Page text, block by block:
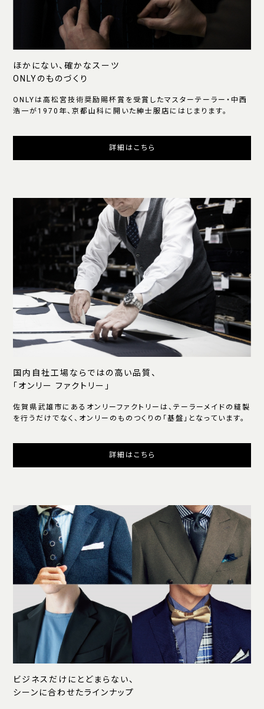
ほかにない、確かなスーツ
ONLYのものづくり
ONLYは高松宮技術奨励賜杯賞を受賞したマスターテーラー・中西
浩一が1970年、京都山科に開いた紳士服店にはじまります。
詳細はこちら
国内自社工場ならではの高い品質、
「オンリー ファクトリー」
佐賀県武雄市にあるオンリーファクトリーは、テーラーメイドの縫製
を行うだけでなく、オンリーのものつくりの「基盤」となっています。
詳細はこちら
ビジネスだけにとどまらない、
シーンに合わせたラインナップ